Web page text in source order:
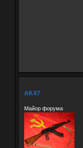
AK47
Майор форума